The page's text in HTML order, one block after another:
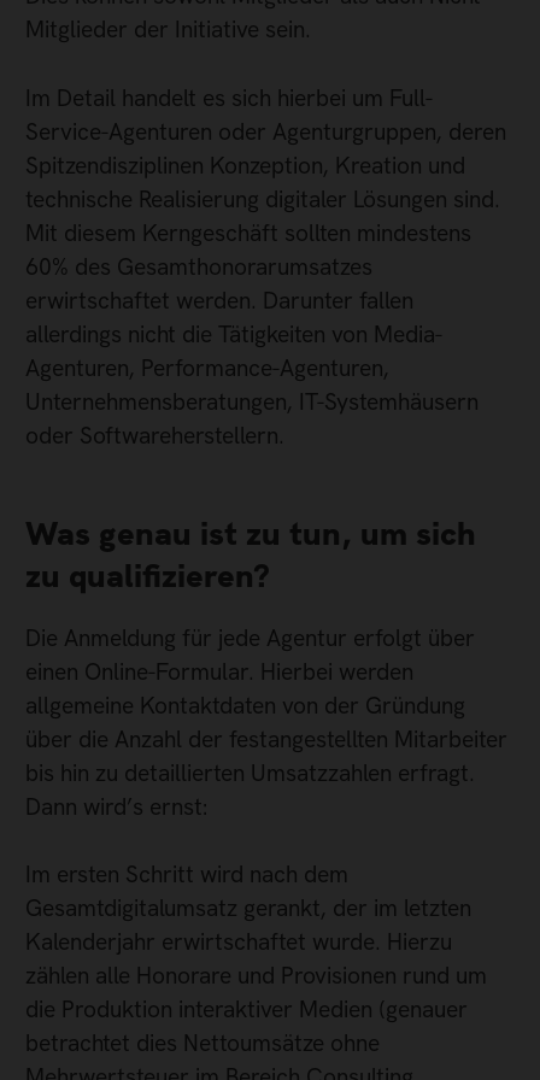
Mitglieder der Initiative sein.
Im Detail handelt es sich hierbei um Full-
Service-Agenturen oder Agenturgruppen, deren
Spitzendisziplinen Konzeption, Kreation und
technische Realisierung digitaler Lösungen sind.
Mit diesem Kerngeschäft sollten mindestens
60% des Gesamthonorarumsatzes
erwirtschaftet werden. Darunter fallen
allerdings nicht die Tätigkeiten von Media-
Agenturen, Performance-Agenturen,
Unternehmensberatungen, IT-Systemhäusern
oder Softwareherstellern.
Was genau ist zu tun, um sich
zu qualifizieren?
Die Anmeldung für jede Agentur erfolgt über
einen Online-Formular. Hierbei werden
allgemeine Kontaktdaten von der Gründung
über die Anzahl der festangestellten Mitarbeiter
bis hin zu detaillierten Umsatzzahlen erfragt.
Dann wird’s ernst:
Im ersten Schritt wird nach dem
Gesamtdigitalumsatz gerankt, der im letzten
Kalenderjahr erwirtschaftet wurde. Hierzu
zählen alle Honorare und Provisionen rund um
die Produktion interaktiver Medien (genauer
betrachtet dies Nettoumsätze ohne